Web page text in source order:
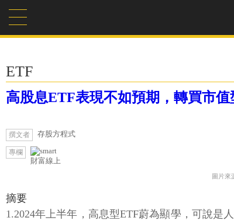
ETF
高股息ETF表現不如預期，轉買市
撰文者 存股方程式
專欄
財富線上
圖片來
摘要
1.2024年上半年，高息型ETF蔚為顯學，可說是